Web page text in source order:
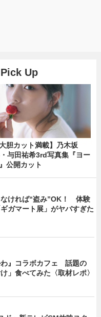
Up
大胆カット満載】乃木坂
与田祐希3rd写真集『ヨー
公開カット
なければ“盗み”OK！ 体験
ガマート展」がヤバすぎた
わ』コラボカフェ 話題の
」食べてみた〈取材レポ〉